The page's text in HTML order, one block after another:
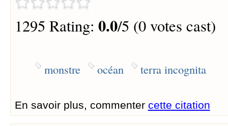
1295 Rating: 0.0/5 (0 votes cast)
monstre océan terra incognita
En savoir plus, commenter cette citation